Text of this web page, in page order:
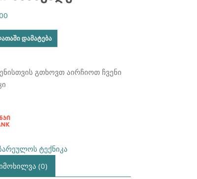
price
is:
ᲓᲐᲛᲐᲢᲔᲑᲐ
გთხოვთ აირჩიოთ ჩვენი
ტექნიკა
(0)